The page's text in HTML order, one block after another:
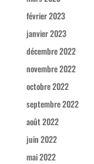
février 2023
janvier 2023
décembre 2022
novembre 2022
octobre 2022
septembre 2022
août 2022
juin 2022
mai 2022